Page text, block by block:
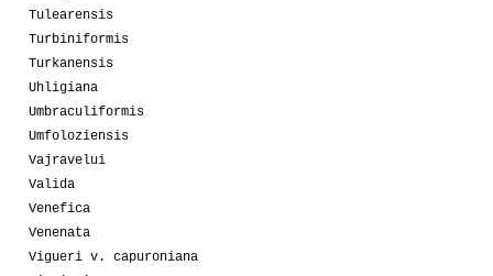
Tulearensis
Turbiniformis
Turkanensis
Uhligiana
Umbraculiformis
Umfoloziensis
Vajravelui
Valida
Venefica
Venenata
Vigueri v. capuroniana